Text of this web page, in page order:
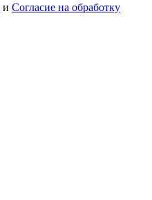
и Согласие на обработку